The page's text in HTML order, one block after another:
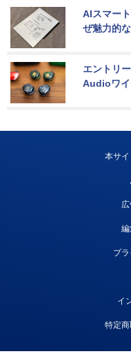
AIスマー
ぜ魅力的
エントリ
Audioワイ
本サ
プ
イ
特定